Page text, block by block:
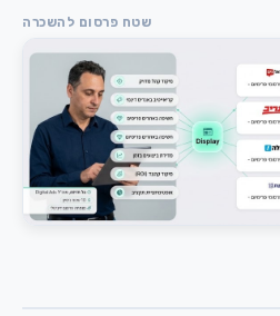
שטח פרסום להשכרה